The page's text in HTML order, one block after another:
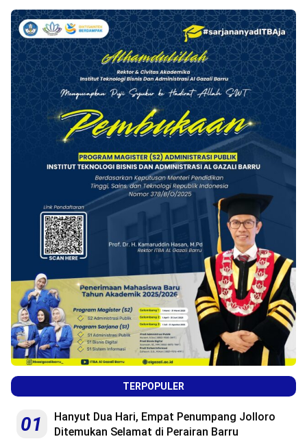
TERPOPULER
01
Hanyut Dua Hari, Empat Penumpang Jolloro
Ditemukan Selamat di Perairan Barru